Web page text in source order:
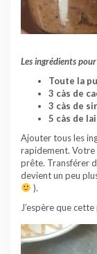
Les ingrédients
Toute la
3 càs de
3 càs de
5 càs de
Ajouter tous les
rapidement.
prête. Transférer
devient un peu
).
J’espère que